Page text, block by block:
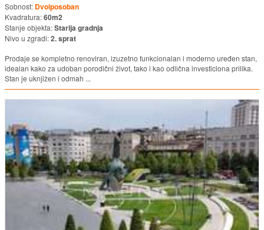
Sobnost: Dvoiposoban
Kvadratura:60m2
Stanje objekta:Starija gradnja
Nivo u zgradi:2. sprat
Prodaje se kompletno renoviran, izuzetno funkcionalan i moderno uređen stan,
idealan kako za udoban porodični život, tako i kao odlična investiciona prilika.
Stan je uknjižen i odmah ...